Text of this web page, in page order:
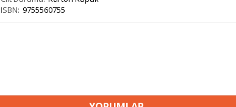
ISBN: 9755560755